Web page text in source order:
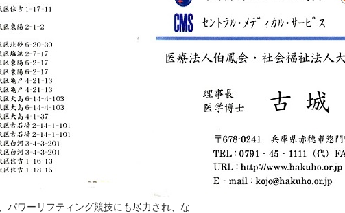
パワーリフティング競技にも尽力され、な